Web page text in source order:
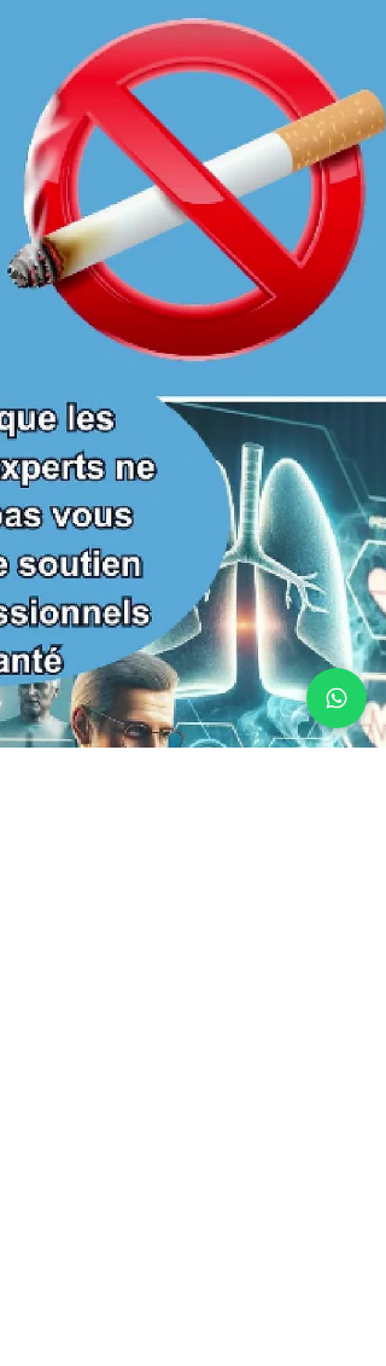
fonctionne ?
🌀✨ Découvrez le pouvoir de l'hypnose et
comment elle fonctionne vraiment dans
notre dernière vidéo. Plongez au cœur de
cette pratique...